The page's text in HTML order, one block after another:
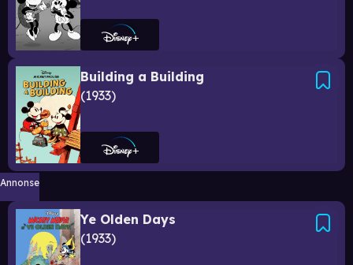
Building a Building
1933
Annonse
Ye Olden Days
1933